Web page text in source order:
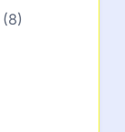
(8)